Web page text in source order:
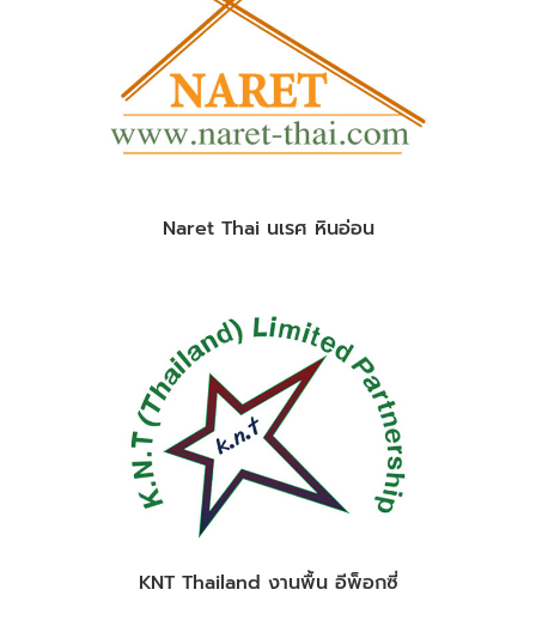
Naret Thai นเรศ หินอ่อน
KNT Thailand งานพื้น อีพ็อกซี่